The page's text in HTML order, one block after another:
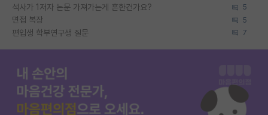
석사가 1저자 논문 가져가는게 흔한건가요? 5
면접 복장 5
편입생 학부연구생 질문 7